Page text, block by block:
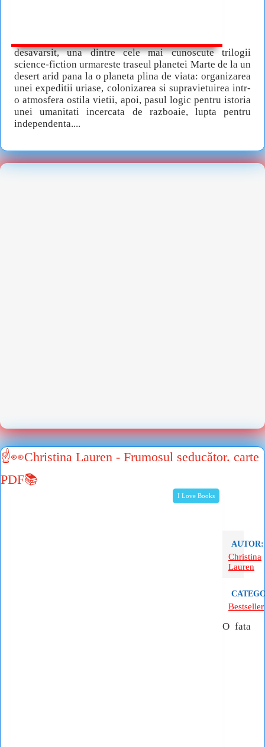
desavarsit, una dintre cele mai cunoscute trilogii
science-fiction urmareste traseul planetei Marte de la un
desert arid pana la o planeta plina de viata: organizarea
unei expeditii uriase, colonizarea si supravietuirea intr-
o atmosfera ostila vietii, apoi, pasul logic pentru istoria
unei umanitati incercata de razboaie, lupta pentru
independenta....
I Love Books
☝👀Christina Lauren - Frumosul seducător. carte
PDF📚
AUTOR:
Christina
Lauren
Bestseller
O fata